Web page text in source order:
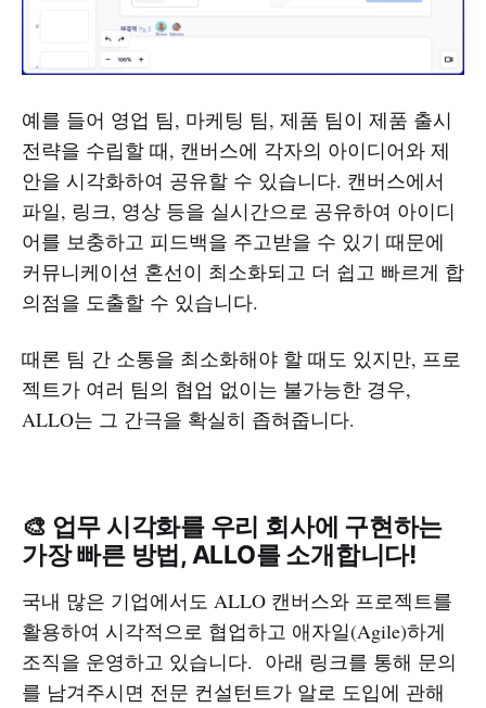
예를 들어 영업 팀, 마케팅 팀, 제품 팀이 제품 출시
전략을 수립할 때, 캔버스에 각자의 아이디어와 제
안을 시각화하여 공유할 수 있습니다. 캔버스에서
파일, 링크, 영상 등을 실시간으로 공유하여 아이디
어를 보충하고 피드백을 주고받을 수 있기 때문에
커뮤니케이션 혼선이 최소화되고 더 쉽고 빠르게 합
의점을 도출할 수 있습니다.
때론 팀 간 소통을 최소화해야 할 때도 있지만, 프로
젝트가 여러 팀의 협업 없이는 불가능한 경우,
ALLO는 그 간극을 확실히 좁혀줍니다.
🎨 업무 시각화를 우리 회사에 구현하는
가장 빠른 방법, ALLO를 소개합니다!
국내 많은 기업에서도 ALLO 캔버스와 프로젝트를
활용하여 시각적으로 협업하고 애자일(Agile)하게
조직을 운영하고 있습니다. 아래 링크를 통해 문의
를 남겨주시면 전문 컨설턴트가 알로 도입에 관해